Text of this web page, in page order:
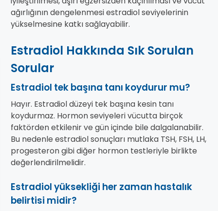
ağırlığının dengelenmesi estradiol seviyelerinin
yükselmesine katkı sağlayabilir.
Estradiol Hakkında Sık Sorulan
Sorular
Estradiol tek başına tanı koydurur mu?
Hayır. Estradiol düzeyi tek başına kesin tanı
koydurmaz. Hormon seviyeleri vücutta birçok
faktörden etkilenir ve gün içinde bile dalgalanabilir.
Bu nedenle estradiol sonuçları mutlaka TSH, FSH, LH,
progesteron gibi diğer hormon testleriyle birlikte
değerlendirilmelidir.
Estradiol yüksekliği her zaman hastalık
belirtisi midir?